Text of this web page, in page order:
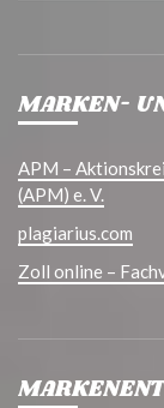
MARKEN-
APM –
(APM) e. V.
plagiarius.com
Zoll online –